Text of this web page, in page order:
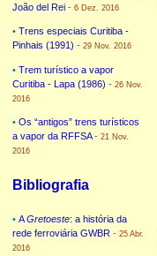
João del Rei - 6 Dez. 2016
• Trens especiais Curitiba -
Pinhais (1991) - 29 Nov. 2016
• Trem turístico a vapor
Curitiba - Lapa (1986) - 26 Nov.
2016
• Os “antigos” trens turísticos
a vapor da RFFSA- 21 Nov.
2016
Bibliografia
• AGretoeste: a história da
rede ferroviária GWBR - 25 Abr.
2016